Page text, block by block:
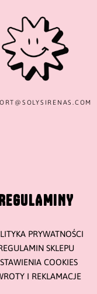
SOLYSIRENAS.COM
PRYWATNOŚCI
SKLEPU
COOKIES
I REKLAMACJE